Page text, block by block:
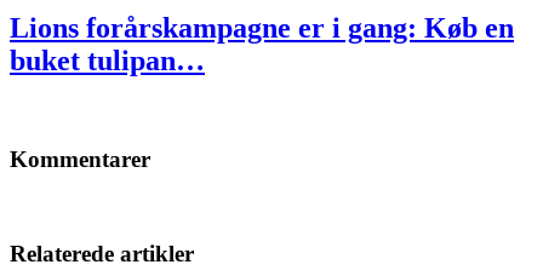
Lions forårskampagne er i gang: Køb en
buket tulipan…
Kommentarer
Relaterede artikler